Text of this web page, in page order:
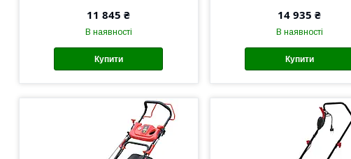
11 845 ₴
В наявності
Купити
14 935 ₴
В наявності
Купити